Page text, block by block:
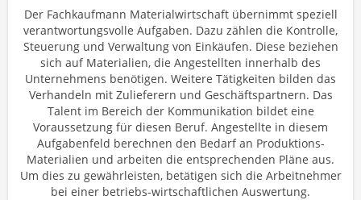
Der Fachkaufmann Materialwirtschaft übernimmt speziell
verantwortungsvolle Aufgaben. Dazu zählen die Kontrolle,
Steuerung und Verwaltung von Einkäufen. Diese beziehen
sich auf Materialien, die Angestellten innerhalb des
Unternehmens benötigen. Weitere Tätigkeiten bilden das
Verhandeln mit Zulieferern und Geschäftspartnern. Das
Talent im Bereich der Kommunikation bildet eine
Voraussetzung für diesen Beruf. Angestellte in diesem
Aufgabenfeld berechnen den Bedarf an Produktions-
Materialien und arbeiten die entsprechenden Pläne aus.
Um dies zu gewährleisten, betätigen sich die Arbeitnehmer
bei einer betriebs-wirtschaftlichen Auswertung.